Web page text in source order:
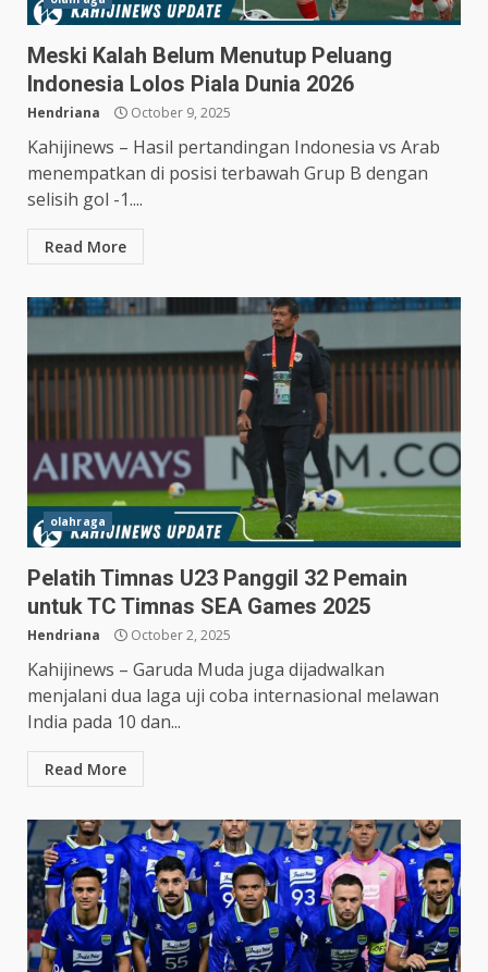
Meski Kalah Belum Menutup Peluang
Indonesia Lolos Piala Dunia 2026
Hendriana October 9, 2025
Kahijinews – Hasil pertandingan Indonesia vs Arab
menempatkan di posisi terbawah Grup B dengan
selisih gol -1....
Read More
olahraga
Pelatih Timnas U23 Panggil 32 Pemain
untuk TC Timnas SEA Games 2025
Hendriana October 2, 2025
Kahijinews – Garuda Muda juga dijadwalkan
menjalani dua laga uji coba internasional melawan
India pada 10 dan...
Read More